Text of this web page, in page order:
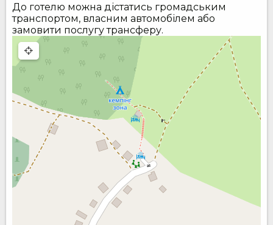
До готелю можна дістатись громадським
транспортом, власним автомобілем або
замовити послугу трансферу.